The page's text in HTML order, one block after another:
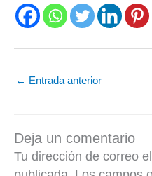
← Entrada anterior
Deja un comentario
Tu dirección de correo